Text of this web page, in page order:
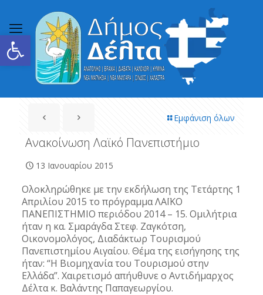
Ανοίξτε τη γραμμή εργαλείων
Εμφάνιση όλων
Ανακοίνωση Λαϊκό Πανεπιστήμιο
13 Ιανουαρίου 2015
Ολοκληρώθηκε με την εκδήλωση της Τετάρτης 1
Απριλίου 2015 το πρόγραμμα ΛΑΪΚΟ
ΠΑΝΕΠΙΣΤΗΜΙΟ περιόδου 2014 – 15. Ομιλήτρια
ήταν η κα. Σμαράγδα Στεφ. Ζαγκότση,
Οικονομολόγος, Διαδάκτωρ Τουρισμού
Πανεπιστημίου Αιγαίου. Θέμα της εισήγησης της
ήταν: “Η Βιομηχανία του Τουρισμού στην
Ελλάδα”. Χαιρετισμό απήυθυνε ο Αντιδήμαρχος
Δέλτα κ. Βαλάντης Παπαγεωργίου.